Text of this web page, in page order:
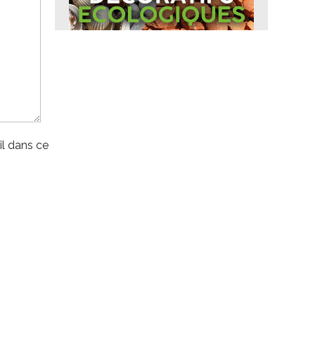
dans ce